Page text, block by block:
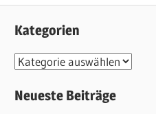
Kategorien
K
t
Neueste Beiträge